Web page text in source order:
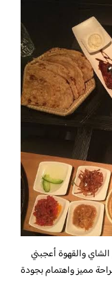
والقهوة أعجبني
مميز واهتمام بجودة